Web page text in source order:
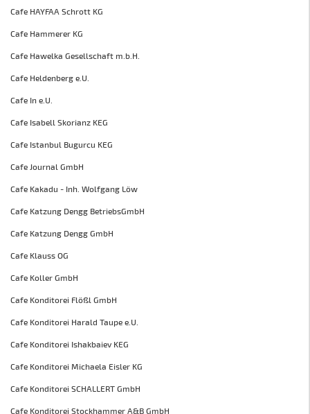
Cafe HAYFAA Schrott KG
Cafe Hammerer KG
Cafe Hawelka Gesellschaft m.b.H.
Cafe Heldenberg e.U.
Cafe In e.U.
Cafe Isabell Skorianz KEG
Cafe Istanbul Bugurcu KEG
Cafe Journal GmbH
Cafe Kakadu - Inh. Wolfgang Löw
Cafe Katzung Dengg BetriebsGmbH
Cafe Katzung Dengg GmbH
Cafe Klauss OG
Cafe Koller GmbH
Cafe Konditorei Flößl GmbH
Cafe Konditorei Harald Taupe e.U.
Cafe Konditorei Ishakbaiev KEG
Cafe Konditorei Michaela Eisler KG
Cafe Konditorei SCHALLERT GmbH
Cafe Konditorei Stockhammer A&B GmbH